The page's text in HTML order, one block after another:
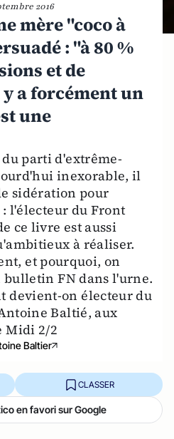
2016
mère "coco à
: "à 80 %
et de
a forcément un
une
du parti d'extrême-
inexorable, il
sidération pour
l'électeur du Front
ce livre est aussi
à réaliser.
et pourquoi, on
FN dans l'urne.
devient-on électeur du
Baltié, aux
Midi 2/2
Baltier
CLASSER
en favori sur Google